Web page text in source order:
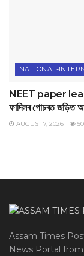
NATIONAL-
NEET paper leak
ফাদিলৰ গোচৰত জড়িত
AUGUST 7, 2026 50
Assam Times
News Portal